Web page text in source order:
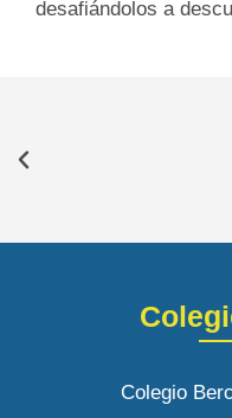
desafiándolos a
Colegio